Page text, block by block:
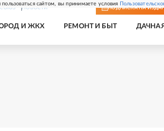
сайтом, вы принимаете условия
СОЮЗ НОВОСТИ ПОДПИСКА НА
И ЖКХ РЕМОНТ И БЫТ